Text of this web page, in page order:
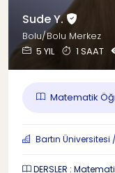
Sude Y.
Bolu/Bolu Merkez
5 YIL
1 SAAT
Matematik
Bartın Üniversitesi
DERSLER :